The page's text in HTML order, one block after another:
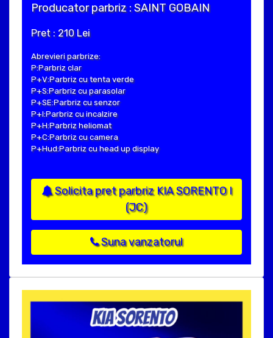
Producator parbriz : SAINT GOBAIN
Pret : 210 Lei
Abrevieri parbrize:
P:Parbriz clar
P+V:Parbriz cu tenta verde
P+S:Parbriz cu parasolar
P+SE:Parbriz cu senzor
P+I:Parbriz cu incalzire
P+H:Parbriz heliomat
P+C:Parbriz cu camera
P+Hud:Parbriz cu head up display
Solicita pret parbriz KIA SORENTO I
(JC)
Suna vanzatorul